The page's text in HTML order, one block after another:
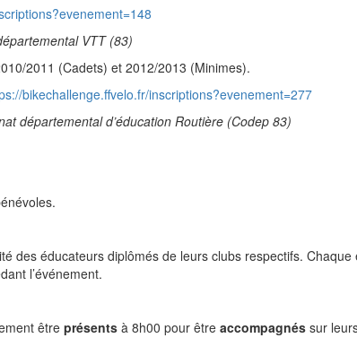
VTT (83)
2011 (Cadets) et 2012/2013 (Minimes).
bikechallenge.ffvelo.fr/inscriptions?evenement=277
départemental d’éducation Routière (Codep 83)
des éducateurs diplômés de leurs clubs respectifs.
l’événement.
être présents à 8h00 pour être accompagnés sur